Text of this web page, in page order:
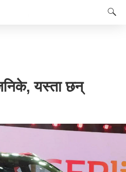
यस्ता छन्